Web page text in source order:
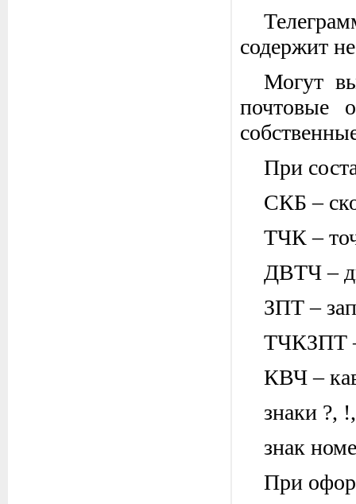
содержит
Могут
почтовые
При
СКБ –
ТЧК –
ДВТЧ –
ЗПТ –
ТЧКЗПТ –
КВЧ –
знаки ?,
знак
При